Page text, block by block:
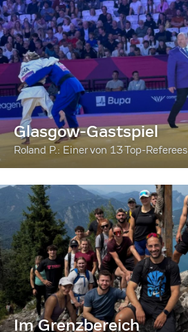
Glasgow-Gastspiel
Roland P.: Einer von 13 Top-Referees
Im Grenzbereich